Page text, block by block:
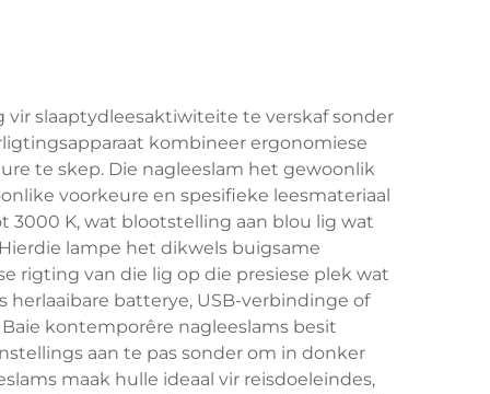
slaaptydleesaktiwiteite te verskaf sonder
kombineer ergonomiese
te skep. Die nagleeslam het gewoonlik
voorkeure en spesifieke leesmateriaal
3000 K, wat blootstelling aan blou lig wat
lampe het dikwels buigsame
rigting van die lig op die presiese plek wat
batterye, USB-verbindinge of
kontemporêre nagleeslams besit
aan te pas sonder om in donker
maak hulle ideaal vir reisdoeleindes,